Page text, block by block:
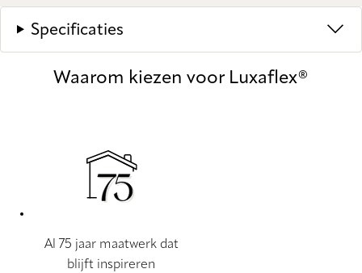
Specificaties
Waarom kiezen voor Luxaflex®
Al 75 jaar maatwerk dat
blijft inspireren